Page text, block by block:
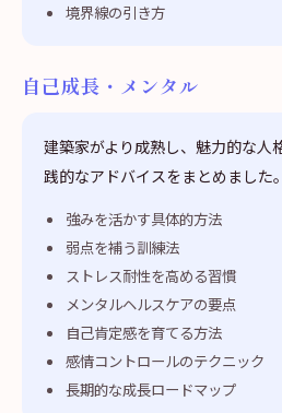
境界線の引き方
自己成長・メンタル
建築家がより成熟し、魅力的な人
践的なアドバイスをまとめました。
強みを活かす具体的方法
弱点を補う訓練法
ストレス耐性を高める習慣
メンタルヘルスケアの要点
自己肯定感を育てる方法
感情コントロールのテクニック
長期的な成長ロードマップ